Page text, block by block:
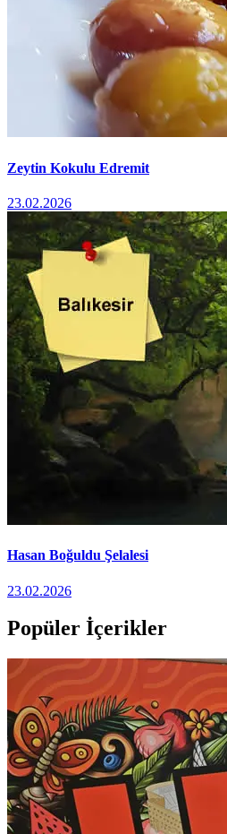
Zeytin Kokulu Edremit
23.02.2026
Hasan Boğuldu Şelalesi
23.02.2026
Popüler İçerikler